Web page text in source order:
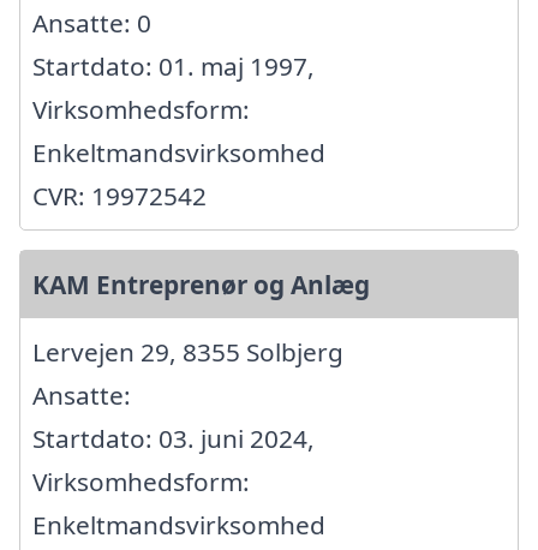
Ansatte: 0
Startdato: 01. maj 1997,
Virksomhedsform:
Enkeltmandsvirksomhed
CVR: 19972542
KAM Entreprenør og Anlæg
Lervejen 29, 8355 Solbjerg
Ansatte:
Startdato: 03. juni 2024,
Virksomhedsform:
Enkeltmandsvirksomhed